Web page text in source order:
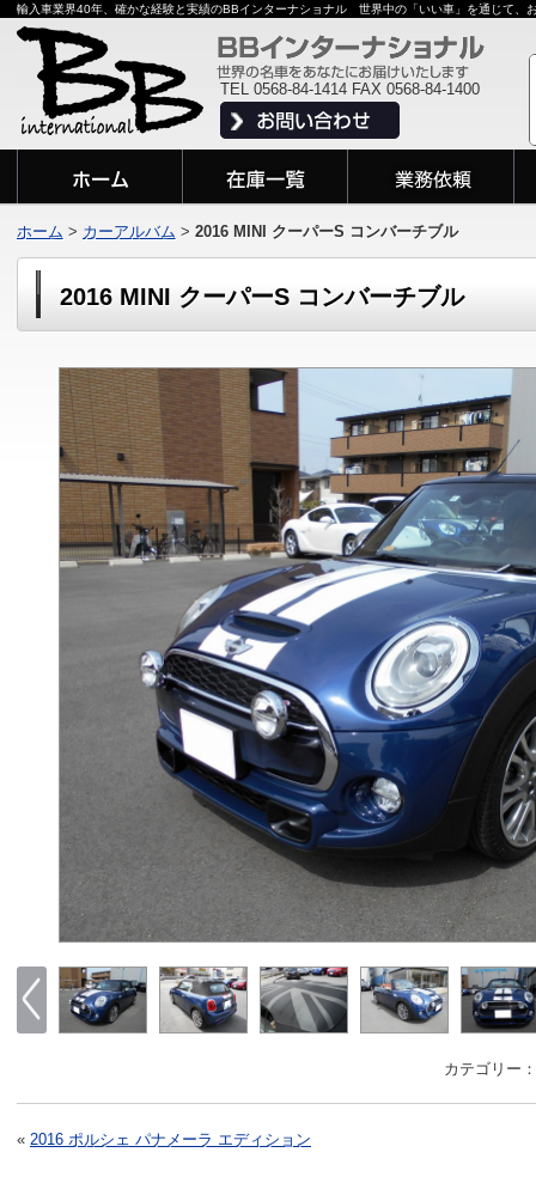
輸入車業界40年、確かな経験と実績のBBインターナショナル 世界中の「いい車」を通じて、
TEL 0568-84-1414 FAX 0568-84-1400
2016 MINI クーパーS コンバーチブル
カテゴリー：
« 2016 ポルシェ パナメーラ エディション
ホーム > カーアルバム > 2016 MINI クーパーS コンバーチブル